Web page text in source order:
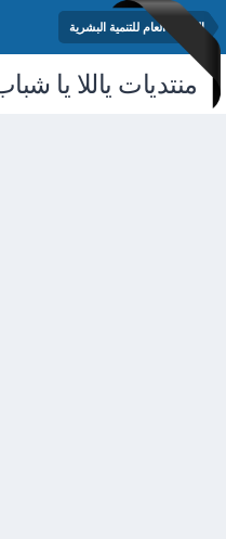
المنتدى العام للتنمية البشرية
منتديات ياللا يا